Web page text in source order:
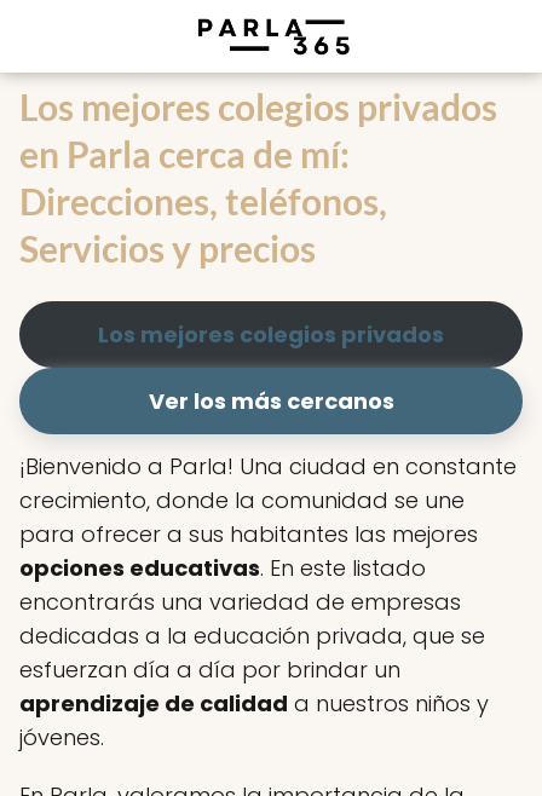
Los mejores colegios privados
en Parla cerca de mí:
Direcciones, teléfonos,
Servicios y precios
Los mejores colegios privados
Ver los más cercanos
¡Bienvenido a Parla! Una ciudad en constante
crecimiento, donde la comunidad se une
para ofrecer a sus habitantes las mejores
opciones educativas. En este listado
encontrarás una variedad de empresas
dedicadas a la educación privada, que se
esfuerzan día a día por brindar un
aprendizaje de calidad a nuestros niños y
jóvenes.